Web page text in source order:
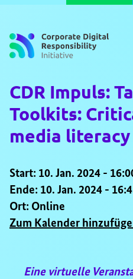
CDR Impuls:
Toolkits:
media
Start: 10. Jan. 2024 -
Ende: 10. Jan. 2024 -
Ort: Online
Zum Kalender
Eine virtuelle